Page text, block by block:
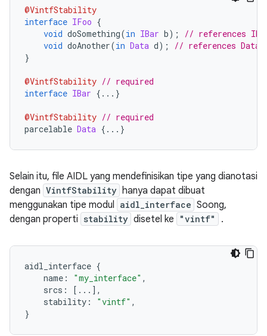
@VintfStability
interface IFoo {
void doSomething(in IBar b);
// references
void doAnother(in Data d);
// references Data
}
@VintfStability // required
interface IBar {...}
@VintfStability // required
parcelable Data {...}
Selain itu, file AIDL yang mendefinisikan tipe yang dianotasi
dengan VintfStability hanya dapat dibuat
menggunakan tipe modul aidl_interface Soong,
dengan properti stability disetel ke "vintf" .
aidl_interface {
name : "my_interface" ,
srcs :
[...],
stability : "vintf" ,
}